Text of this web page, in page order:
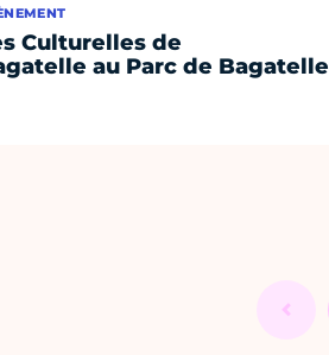
Culturelles de
au Parc de Bagatelle